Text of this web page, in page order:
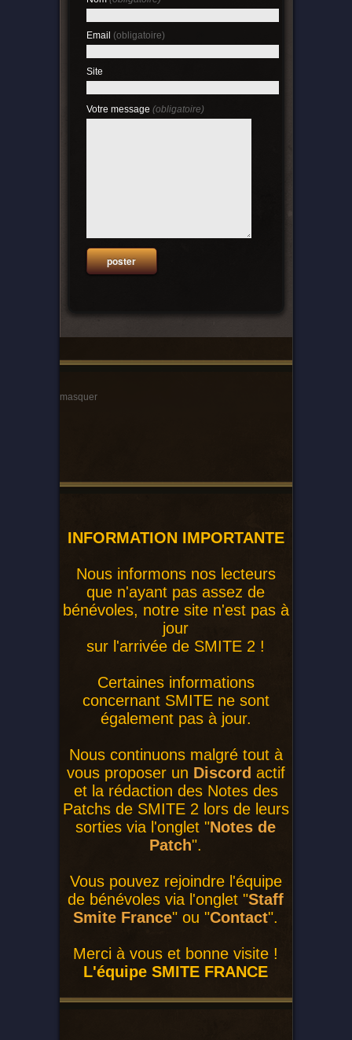
Email (obligatoire)
Site
Votre message (obligatoire)
masquer
INFORMATION IMPORTANTE
Nous informons nos lecteurs
que n'ayant pas assez de
bénévoles, notre site n'est pas à
jour
sur l'arrivée de SMITE 2 !
Certaines informations
concernant SMITE ne sont
également pas à jour.
Nous continuons malgré tout à
vous proposer un Discord actif
et la rédaction des Notes des
Patchs de SMITE 2 lors de leurs
sorties via l'onglet "Notes de
Patch".
Vous pouvez rejoindre l'équipe
de bénévoles via l'onglet "Staff
Smite France" ou "Contact".
Merci à vous et bonne visite !
L'équipe SMITE FRANCE